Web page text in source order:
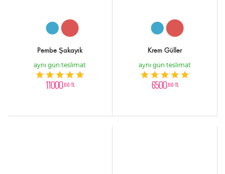
Pembe Şakayık
aynı gün teslimat
11000,00 TL
Krem Güller
aynı gün teslimat
6500,00 TL